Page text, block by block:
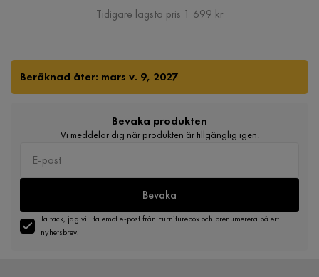
Pris
Tidigare lägsta pris 1 699 kr
Beräknad åter: mars v. 9, 2027
Bevaka produkten
Vi meddelar dig när produkten är tillgänglig igen.
Bevaka
Ja tack, jag vill ta emot e-post från Furniturebox och prenumerera på ert
nyhetsbrev.